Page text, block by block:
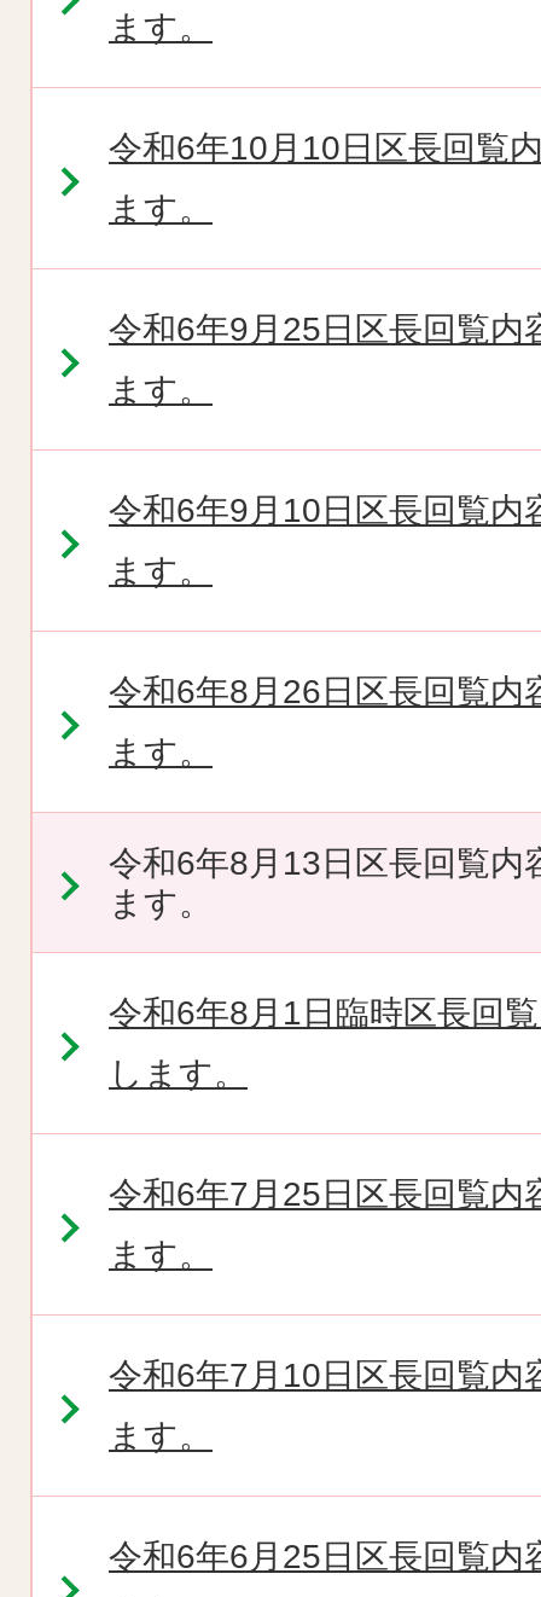
ます。
令和6年10月10日区長回覧
ます。
令和6年9月25日区長回覧
ます。
令和6年9月10日区長回覧
ます。
令和6年8月26日区長回覧
ます。
令和6年8月13日区長回覧
ます。
令和6年8月1日臨時区長回
します。
令和6年7月25日区長回覧
ます。
令和6年7月10日区長回覧
ます。
令和6年6月25日区長回覧